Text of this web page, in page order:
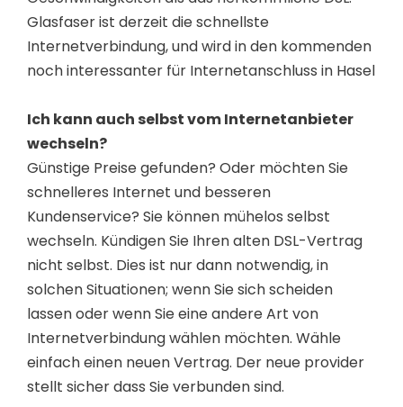
Glasfaser ist derzeit die schnellste
Internetverbindung, und wird in den kommenden
noch interessanter für Internetanschluss in Hasel
Ich kann auch selbst vom Internetanbieter
wechseln?
Günstige Preise gefunden? Oder möchten Sie
schnelleres Internet und besseren
Kundenservice? Sie können mühelos selbst
wechseln. Kündigen Sie Ihren alten DSL-Vertrag
nicht selbst. Dies ist nur dann notwendig, in
solchen Situationen; wenn Sie sich scheiden
lassen oder wenn Sie eine andere Art von
Internetverbindung wählen möchten. Wähle
einfach einen neuen Vertrag. Der neue provider
stellt sicher dass Sie verbunden sind.